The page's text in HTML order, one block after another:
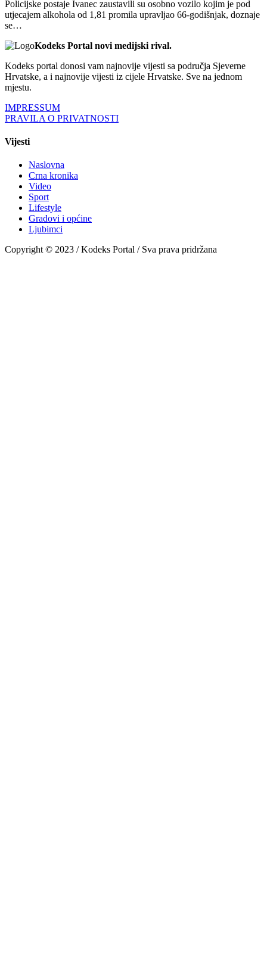
Policijske postaje Ivanec zaustavili su osobno vozilo kojim je pod
utjecajem alkohola od 1,81 promila upravljao 66-godišnjak, doznaje
se…
Kodeks Portal novi medijski rival.
Kodeks portal donosi vam najnovije vijesti sa područja Sjeverne
Hrvatske, a i najnovije vijesti iz cijele Hrvatske. Sve na jednom
mjestu.
IMPRESSUM
PRAVILA O PRIVATNOSTI
Vijesti
Naslovna
Crna kronika
Video
Sport
Lifestyle
Gradovi i općine
Ljubimci
Copyright © 2023 / Kodeks Portal / Sva prava pridržana